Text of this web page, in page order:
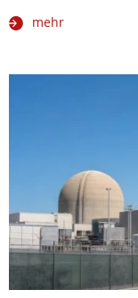
mehr